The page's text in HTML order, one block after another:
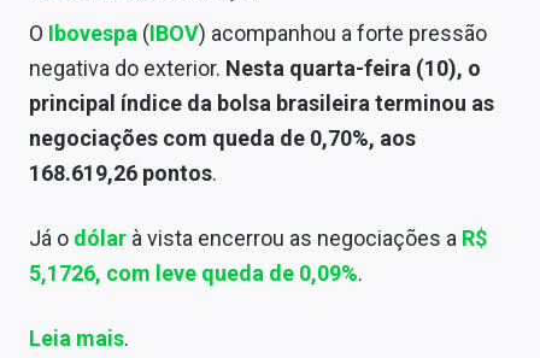
O Ibovespa (IBOV) acompanhou a forte pressão
negativa do exterior. Nesta quarta-feira (10), o
principal índice da bolsa brasileira terminou as
negociações com queda de 0,70%, aos
168.619,26 pontos.
Já o dólar à vista encerrou as negociações a R$
5,1726, com leve queda de 0,09%.
Leia mais.